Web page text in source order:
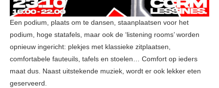
Een podium, plaats om te dansen, staanplaatsen voor het
podium, hoge statafels, maar ook de ‘listening rooms’ worden
opnieuw ingericht: plekjes met klassieke zitplaatsen,
comfortabele fauteuils, tafels en stoelen… Comfort op ieders
maat dus. Naast uitstekende muziek, wordt er ook lekker eten
geserveerd.